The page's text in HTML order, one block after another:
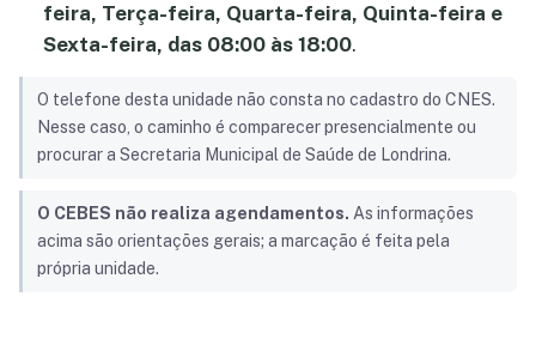
feira, Terça-feira, Quarta-feira, Quinta-feira e
Sexta-feira, das 08:00 às 18:00.
O telefone desta unidade não consta no cadastro do CNES.
Nesse caso, o caminho é comparecer presencialmente ou
procurar a Secretaria Municipal de Saúde de Londrina.
O CEBES não realiza agendamentos. As informações
acima são orientações gerais; a marcação é feita pela
própria unidade.